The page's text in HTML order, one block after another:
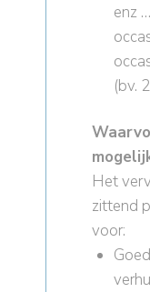
enz
(bv.
Het
zittend
voor: